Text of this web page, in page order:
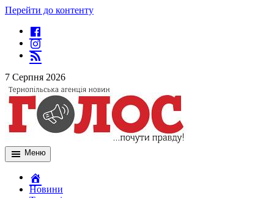
Перейти до контенту
7 Серпня 2026
Меню
Новини